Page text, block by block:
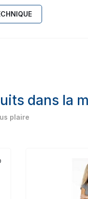
dans la
plaire